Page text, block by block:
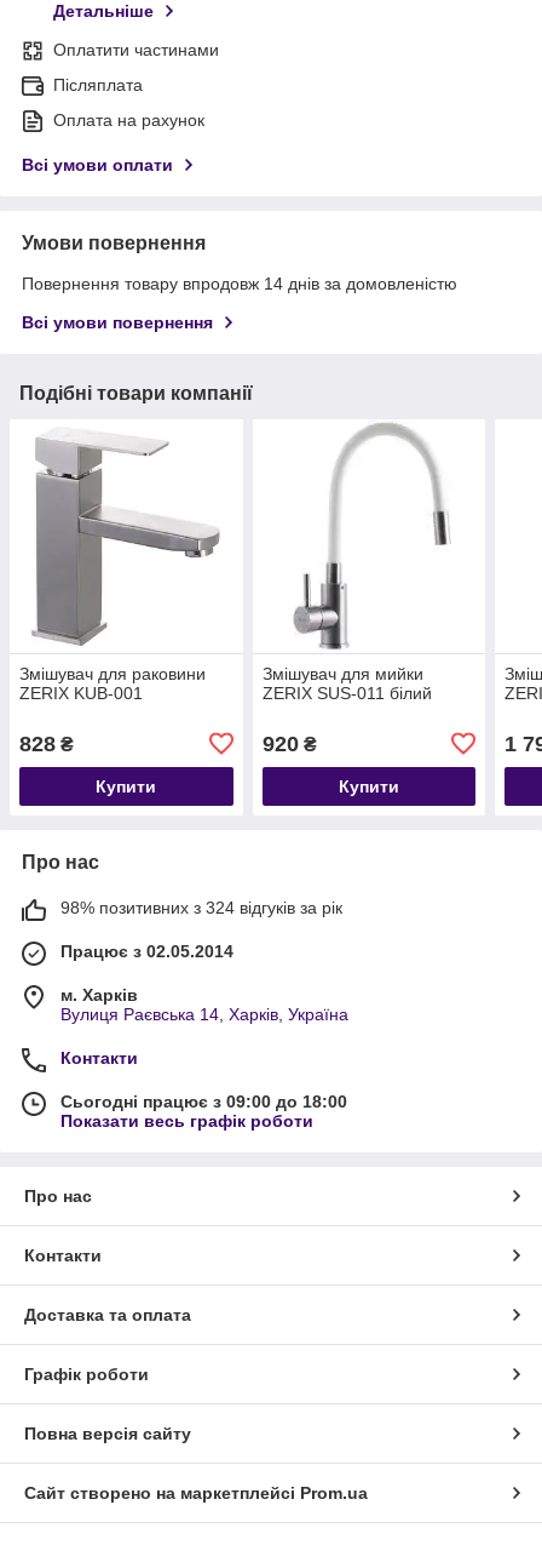
Детальніше
Оплатити частинами
Післяплата
Оплата на рахунок
Всі умови оплати
Умови повернення
Повернення товару впродовж 14 днів за домовленістю
Всі умови повернення
Подібні товари компанії
Змішувач для раковини
ZERIX KUB-001
828 ₴
Купити
Змішувач для мийки
ZERIX SUS-011 білий
920₴
Купити
1
Про нас
98% позитивних з 324 відгуків за рік
Працює з 02.05.2014
м. Харків
Вулиця Раєвська 14, Харків, Україна
Контакти
Сьогодні працює з 09:00 до 18:00
Показати весь графік роботи
Про нас
Контакти
Доставка та оплата
Графік роботи
Повна версія сайту
Сайт створено на маркетплейсі Prom.ua